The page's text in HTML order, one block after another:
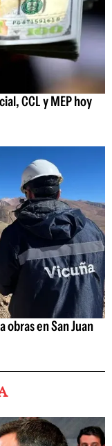
CCL y MEP hoy
obras en San Juan